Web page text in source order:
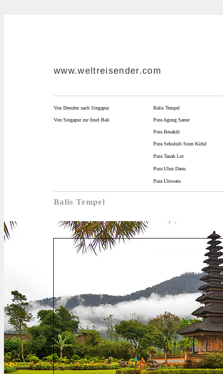
www.weltreisender.com
Von Dresden nach Singapur Balis Tempel
Von Singapur zur Insel Bali Pura Agung Sanur
Pura Besakih
Pura Sekuluih Suun Kidul
Pura Tanah Lot
Pura Ulun Danu
Pura Uluwatu
Balis Tempel